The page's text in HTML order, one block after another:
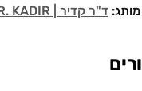
מותג: ד"ר קדיר | DR. KADIR